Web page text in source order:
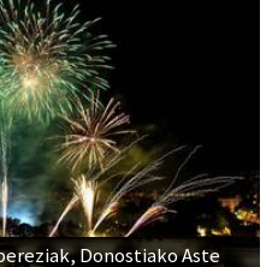
Donostiako Aste